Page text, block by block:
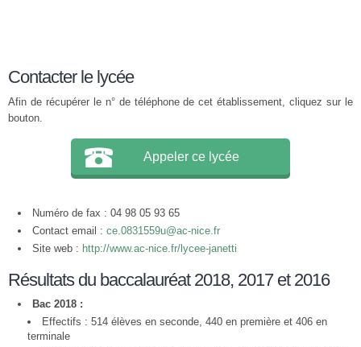
Contacter le lycée
Afin de récupérer le n° de téléphone de cet établissement, cliquez sur le
bouton.
Appeler ce lycée
Numéro de fax : 04 98 05 93 65
Contact email : ce.0831559u@ac-nice.fr
Site web : http://www.ac-nice.fr/lycee-janetti
Résultats du baccalauréat 2018, 2017 et 2016
Bac 2018 :
Effectifs : 514 élèves en seconde, 440 en première et 406 en
terminale